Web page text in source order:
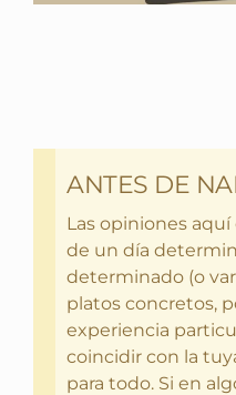
ANTES DE
Las opiniones aquí
de un día
determinado (o
platos concretos,
experiencia
coincidir con la
para todo. Si en